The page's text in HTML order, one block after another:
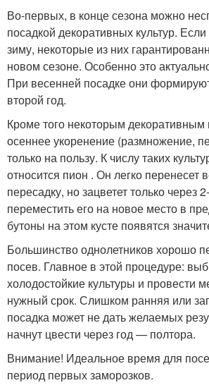
Во-первых, в конце сезона можно
посадкой декоративных культур.
зиму, некоторые из них
новом сезоне. Особенно это
При весенней посадке они
второй год.
Кроме того некоторым декоративным
осеннее укоренение (размножение,
только на пользу. К числу таких
относится пион . Он легко перенесет
пересадку, но зацветет только через
переместить его на новое место в
бутоны на этом кусте появятся
Большинство однолетников хорошо
посев. Главное в этой процедуре:
холодостойкие культуры и провести
нужный срок. Слишком ранняя или
посадка может не дать желаемых
начнут цвести через год — полтора.
Внимание! Идеальное время для
период первых заморозков.